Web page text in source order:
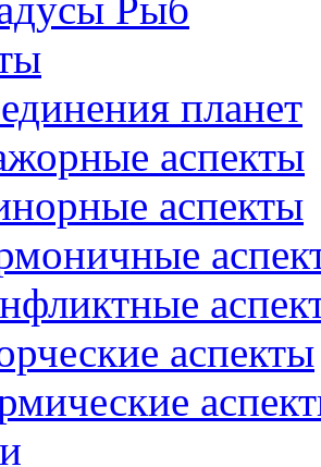
Рыб
планет
аспекты
аспекты
аспекты